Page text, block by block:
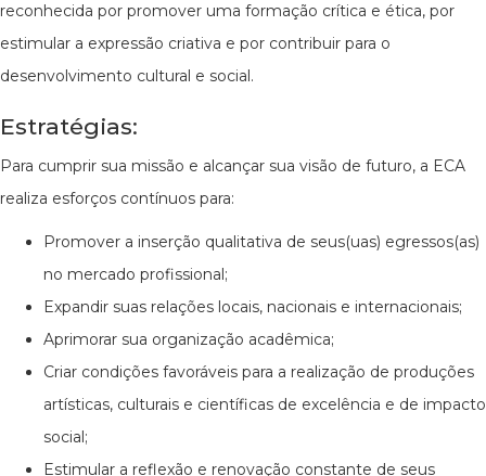
reconhecida por promover uma formação crítica e ética, por
estimular a expressão criativa e por contribuir para o
desenvolvimento cultural e social.
Estratégias:
Para cumprir sua missão e alcançar sua visão de futuro, a ECA
realiza esforços contínuos para:
Promover a inserção qualitativa de seus(uas) egressos(as)
no mercado profissional;
Expandir suas relações locais, nacionais e internacionais;
Aprimorar sua organização acadêmica;
Criar condições favoráveis para a realização de produções
artísticas, culturais e científicas de excelência e de impacto
social;
Estimular a reflexão e renovação constante de seus